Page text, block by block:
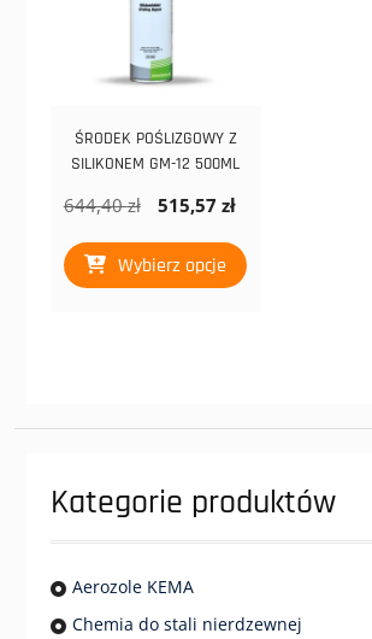
ŚRODEK POŚLIZGOWY Z
SILIKONEM GM-12 500ML
644,40zł
Pierwotna
wynosiła:
644,40 zł.
515,57 zł
wynosi:
Wybierz opcje
produkt
produktu
Kategorie produktów
Aerozole KEMA
Chemia do stali nierdzewnej